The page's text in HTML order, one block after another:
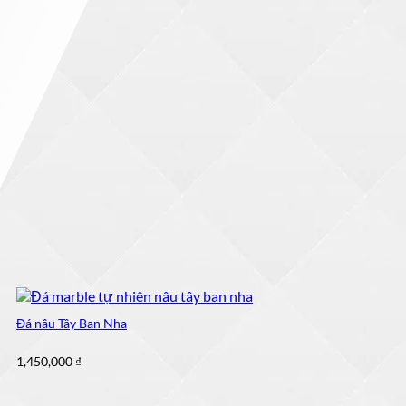
Đá nâu Tây Ban Nha
1,450,000 ₫